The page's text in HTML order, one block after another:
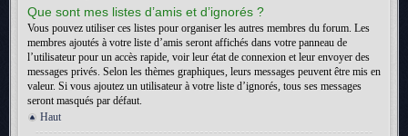
Que sont mes listes d’amis et d’ignorés ?
Vous pouvez utiliser ces listes pour organiser les autres membres du forum. Les
membres ajoutés à votre liste d’amis seront affichés dans votre panneau de
l’utilisateur pour un accès rapide, voir leur état de connexion et leur envoyer des
messages privés. Selon les thèmes graphiques, leurs messages peuvent être mis en
valeur. Si vous ajoutez un utilisateur à votre liste d’ignorés, tous ses messages
seront masqués par défaut.
Haut